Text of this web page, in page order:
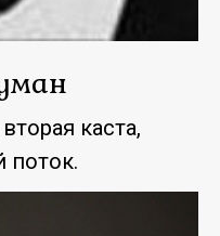
каста,
поток.